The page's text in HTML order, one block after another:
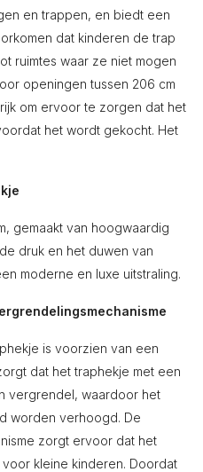
en trappen, en biedt een
dat kinderen de trap
ruimtes waar ze niet mogen
openingen tussen 206 cm
om ervoor te zorgen dat het
het wordt gekocht. Het
gemaakt van hoogwaardig
druk en het duwen van
moderne en luxe uitstraling.
is voorzien van een
dat het traphekje met een
vergrendel, waardoor het
worden verhoogd. De
zorgt ervoor dat het
kleine kinderen. Doordat